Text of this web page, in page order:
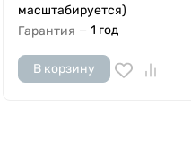
масштабируется)
Гарантия — 1 год
В корзину